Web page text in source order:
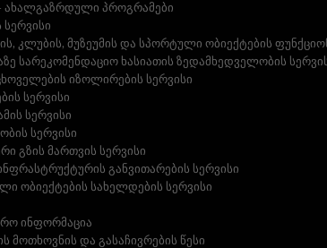
ახალგაზრდული პროგრამები
სერვისი
კლუბის, მუზეუმის და სპორტული ობიექტების
სარეკომენდაციო ხასიათის ზედამხედველობის
იზოლირების სერვისი
სერვისი
სერვისი
სერვისი
გზის მართვის სერვისი
განვითარების სერვისი
ობიექტების სახელდების სერვისი
ინფორმაცია
მოთხოვნის და გასაჩივრების წესი